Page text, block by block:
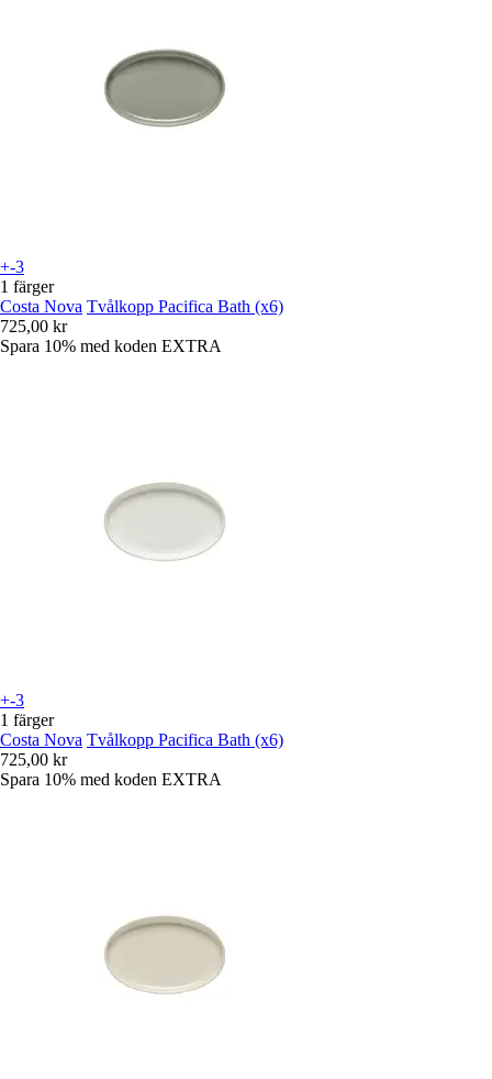
+-3
1 färger
Costa Nova Tvålkopp Pacifica Bath (x6)
725,00 kr
Spara 10% med koden EXTRA
+-3
1 färger
Costa Nova Tvålkopp Pacifica Bath (x6)
725,00 kr
Spara 10% med koden EXTRA